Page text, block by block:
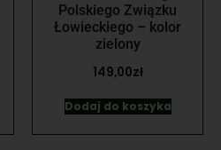
Polskiego Związku
Łowieckiego – kolor
zielony
149,00zł
Dodaj do koszyka